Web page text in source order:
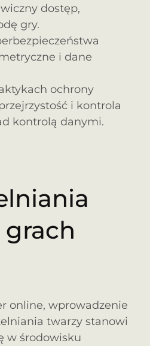
dostęp,
gry.
i dane
ochrony
i kontrola
kontrolą danymi.
online, wprowadzenie
twarzy stanowi
w środowisku